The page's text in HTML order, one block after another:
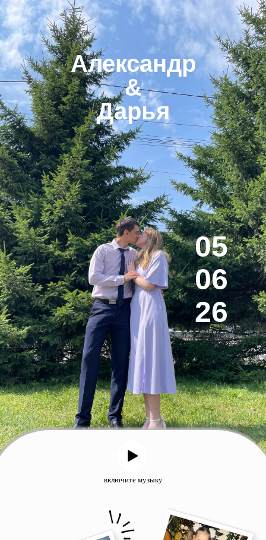
05
06
26
Александр
&
Дарья
включите музыку